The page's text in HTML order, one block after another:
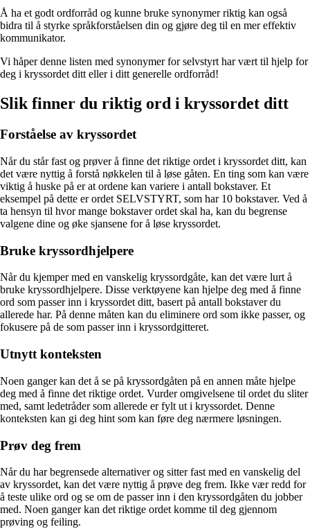
Å ha et godt ordforråd og kunne bruke synonymer riktig kan også
bidra til å styrke språkforståelsen din og gjøre deg til en mer effektiv
kommunikator.
Vi håper denne listen med synonymer for selvstyrt har vært til hjelp for
deg i kryssordet ditt eller i ditt generelle ordforråd!
Slik finner du riktig ord i kryssordet ditt
Forståelse av kryssordet
Når du står fast og prøver å finne det riktige ordet i kryssordet ditt, kan
det være nyttig å forstå nøkkelen til å løse gåten. En ting som kan være
viktig å huske på er at ordene kan variere i antall bokstaver. Et
eksempel på dette er ordet SELVSTYRT, som har 10 bokstaver. Ved å
ta hensyn til hvor mange bokstaver ordet skal ha, kan du begrense
valgene dine og øke sjansene for å løse kryssordet.
Bruke kryssordhjelpere
Når du kjemper med en vanskelig kryssordgåte, kan det være lurt å
bruke kryssordhjelpere. Disse verktøyene kan hjelpe deg med å finne
ord som passer inn i kryssordet ditt, basert på antall bokstaver du
allerede har. På denne måten kan du eliminere ord som ikke passer, og
fokusere på de som passer inn i kryssordgitteret.
Utnytt konteksten
Noen ganger kan det å se på kryssordgåten på en annen måte hjelpe
deg med å finne det riktige ordet. Vurder omgivelsene til ordet du sliter
med, samt ledetråder som allerede er fylt ut i kryssordet. Denne
konteksten kan gi deg hint som kan føre deg nærmere løsningen.
Prøv deg frem
Når du har begrensede alternativer og sitter fast med en vanskelig del
av kryssordet, kan det være nyttig å prøve deg frem. Ikke vær redd for
å teste ulike ord og se om de passer inn i den kryssordgåten du jobber
med. Noen ganger kan det riktige ordet komme til deg gjennom
prøving og feiling.